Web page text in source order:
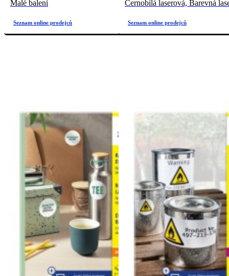
Malé balení Černobílá laserová, Barevná